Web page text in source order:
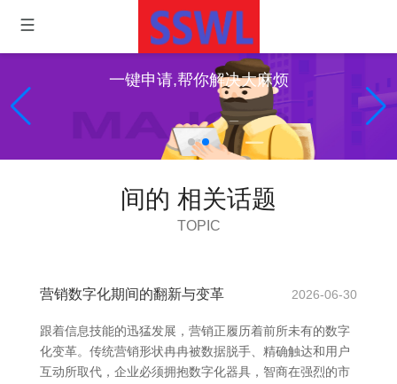
一键申请,帮你解决大麻烦
间的 相关话题
TOPIC
营销数字化期间的翻新与变革 2026-06-30
跟着信息技能的迅猛发展，营销正履历着前所未有的数字
化变革。传统营销形状冉冉被数据脱手、精确触达和用户
互动所取代，企业必须拥抱数字化器具，智商在强烈的市